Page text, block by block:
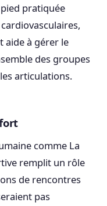
pratiquée
aide à gérer le
des groupes
articulations.
comme La
remplit un rôle
de rencontres
pas